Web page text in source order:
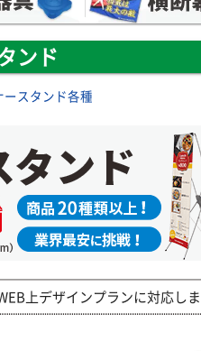
ンド
ースタンド各種
上デザインプランに対応しま